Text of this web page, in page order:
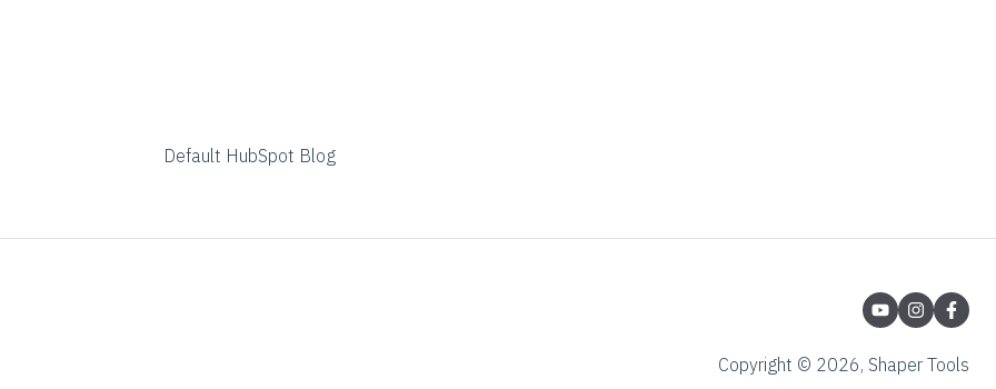
Default HubSpot Blog
Copyright © 2026, Shaper Tools